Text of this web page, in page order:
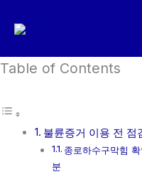
로
너
Table of Contents
불륜증거 이용 전 점
종로하수구막힘
분